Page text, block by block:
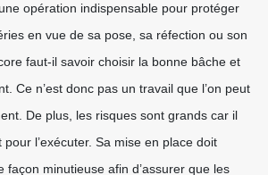
opération indispensable pour protéger
en vue de sa pose, sa réfection ou son
faut-il savoir choisir la bonne bâche et
Ce n’est donc pas un travail que l’on peut
De plus, les risques sont grands car il
l’exécuter. Sa mise en place doit
façon minutieuse afin d’assurer que les